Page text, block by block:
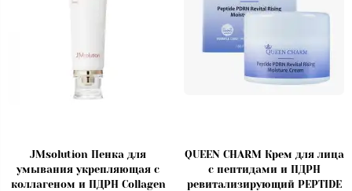
JMsolution Пенка для
умывания укрепляющая с
коллагеном и ПДРН Collagen
QUEEN CHARM Крем для лица
с пептидами и ПДРН
ревитализирующий PEPTIDE